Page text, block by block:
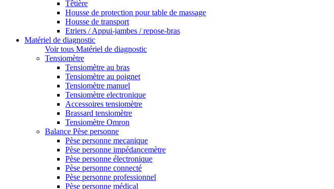
Têtière
Housse de protection pour table de massage
Housse de transport
Etriers / Appui-jambes / repose-bras
Matériel de diagnostic
Voir tous Matériel de diagnostic
Tensiomètre
Tensiomètre au bras
Tensiomètre au poignet
Tensiomètre manuel
Tensiomètre electronique
Accessoires tensiomètre
Brassard tensiomètre
Tensiomètre Omron
Balance Pèse personne
Pèse personne mecanique
Pèse personne impédancemètre
Pèse personne électronique
Pèse personne connecté
Pèse personne professionnel
Pèse personne médical